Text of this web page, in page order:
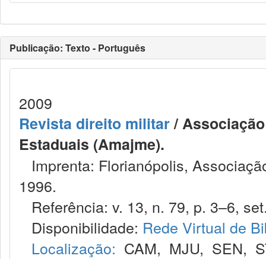
Publicação: Texto - Português
2009
Revista direito militar/
Estaduais (Amajme).
Imprenta: Florianópolis,
1996.
Referência: v. 13, n. 79, p. 3–6,
Disponibilidade: Rede Virtual de
Localização: CAM, MJU, SEN,